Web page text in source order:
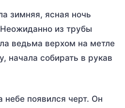
зимняя, ясная ночь
из трубы
ведьма верхом на метле
начала собирать в рукав
небе появился черт. Он